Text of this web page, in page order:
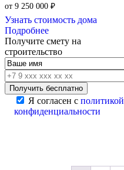
от 9 250 000 ₽
Узнать стоимость дома
Подробнее
Получите смету на
строительство
Я согласен с политикой
конфиденциальности